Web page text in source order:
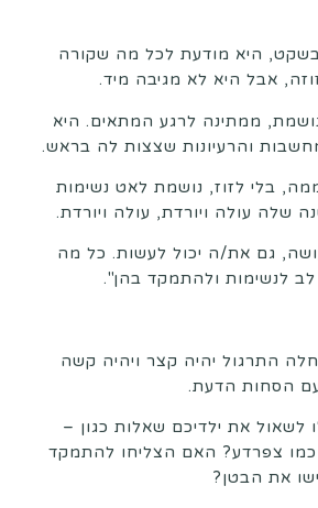
היא מודעת לכל מה שקורה
אבל היא לא מגיבה מיד.
ממתינה לרגע המתאים. היא
והרעיונות שצצות לה בראש.
בלי לזוז, נושמת לאט נשימות
שלה עולה ויורדת, עולה ויורדת.
גם את/ה יכול לעשות. כל מה
לנשימות ולהתמקד בהן".
התרגול יהיה קצר ויהיה קשה
הסחות הדעת.
לשאול את ילדיכם שאלות כגון –
כמו צפרדע? האם הצליחו להתמקד
את הבטן?